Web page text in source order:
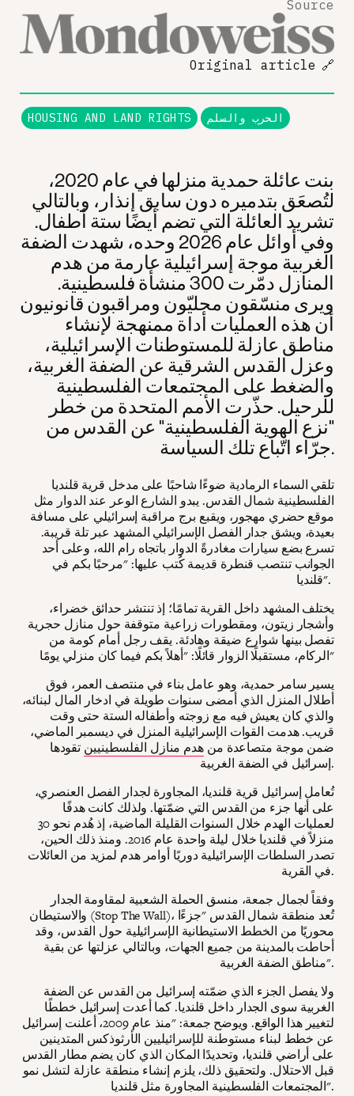
بنت عائلة حمدية منزلها في عام 2020،
لتُصعَق بتدميره دون سابق إنذار، وبالتالي
تشريد العائلة التي تضم أيضًا ستة أطفال.
وفي أوائل عام 2026 وحده، شهدت الضفة
الغربية موجة إسرائيلية عارمة من هدم
المنازل دمّرت 300 منشأة فلسطينية.
ويرى منسّقون محليّون ومراقبون قانونيون
أن هذه العمليات أداة ممنهجة لإنشاء
مناطق عازلة للمستوطنات الإسرائيلية،
وعزل القدس الشرقية عن الضفة الغربية،
والضغط على المجتمعات الفلسطينية
للرحيل. حذّرت الأمم المتحدة من خطر
"نزع الهوية الفلسطينية" عن القدس من
جرّاء اتّباع تلك السياسة.
تلقي السماء الرمادية ضوءًا شاحبًا على مدخل قرية قلنديا
الفلسطينية شمال القدس. يبدو الشارع الوعر عند الدوار مثل
موقع حضري مهجور، ويقبع برج مراقبة إسرائيلي على مسافة
بعيدة، ويشق جدار الفصل الإسرائيلي المشهد عبر تلة قريبة.
تسرع بضع سيارات مغادرةً الدوار باتجاه رام الله، وعلى أحد
الجوانب تنتصب قنطرة قديمة كُتب عليها: "مرحبًا بكم في
قلنديا".
يختلف المشهد داخل القرية تمامًا؛ إذ تنتشر حدائق خضراء،
وأشجار زيتون، ومقطورات زراعية متوقفة حول منازل حجرية
تفصل بينها شوارع ضيقة وهادئة. يقف رجل أمام كومة من
الركام، مستقبلًا الزوار قائلًا: "أهلاً بكم فيما كان منزلي يومًا"
يسير سامر حمدية، وهو عامل بناء في منتصف العمر، فوق
أطلال المنزل الذي أمضى سنوات طويلة في ادخار المال لبنائه،
والذي كان يعيش فيه مع زوجته وأطفاله الستة حتى وقت
قريب. هدمت القوات الإسرائيلية المنزل في ديسمبر الماضي،
ضمن موجة متصاعدة من هدم منازل الفلسطينيين تقودها
إسرائيل في الضفة الغربية.
تُعامل إسرائيل قرية قلنديا، المجاورة لجدار الفصل العنصري،
على أنها جزء من القدس التي ضمّتها. ولذلك كانت هدفًا
لعمليات الهدم خلال السنوات القليلة الماضية، إذ هُدم نحو 30
منزلاً في قلنديا خلال ليلة واحدة عام 2016. ومنذ ذلك الحين،
تصدر السلطات الإسرائيلية دوريًا أوامر هدم لمزيد من العائلات
في القرية.
وفقاً لجمال جمعة، منسق الحملة الشعبية لمقاومة الجدار
والاستيطان (Stop The Wall)، تُعد منطقة شمال القدس "جزءًا
محوريًا من الخطط الاستيطانية الإسرائيلية حول القدس، وقد
أحاطت بالمدينة من جميع الجهات، وبالتالي عزلتها عن بقية
مناطق الضفة الغربية".
ولا يفصل الجزء الذي ضمّته إسرائيل من القدس عن الضفة
الغربية سوى الجدار داخل قلنديا. كما أعدت إسرائيل خططًا
لتغيير هذا الواقع. ويوضح جمعة: "منذ عام 2009، أعلنت إسرائيل
عن خطط لبناء مستوطنة للإسرائيليين الأرثوذكس المتدينين
على أراضي قلنديا، وتحديدًا المكان الذي كان يضم مطار القدس
قبل الاحتلال. ولتحقيق ذلك، يلزم إنشاء منطقة عازلة لتشل نمو
المجتمعات الفلسطينية المجاورة مثل قلنديا".
Source
Original article 🔗
HOUSING AND LAND RIGHTS الحرب والسلم